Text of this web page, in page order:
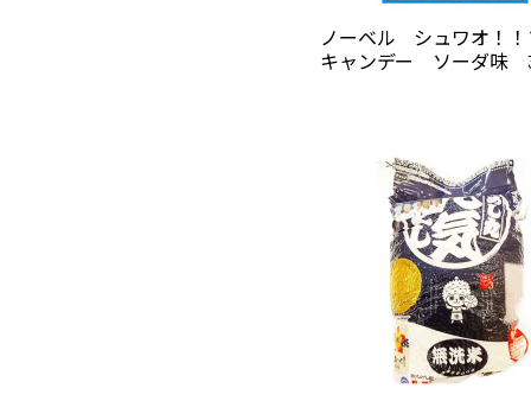
ノーベル シュワオ！！
キャンデー ソーダ味